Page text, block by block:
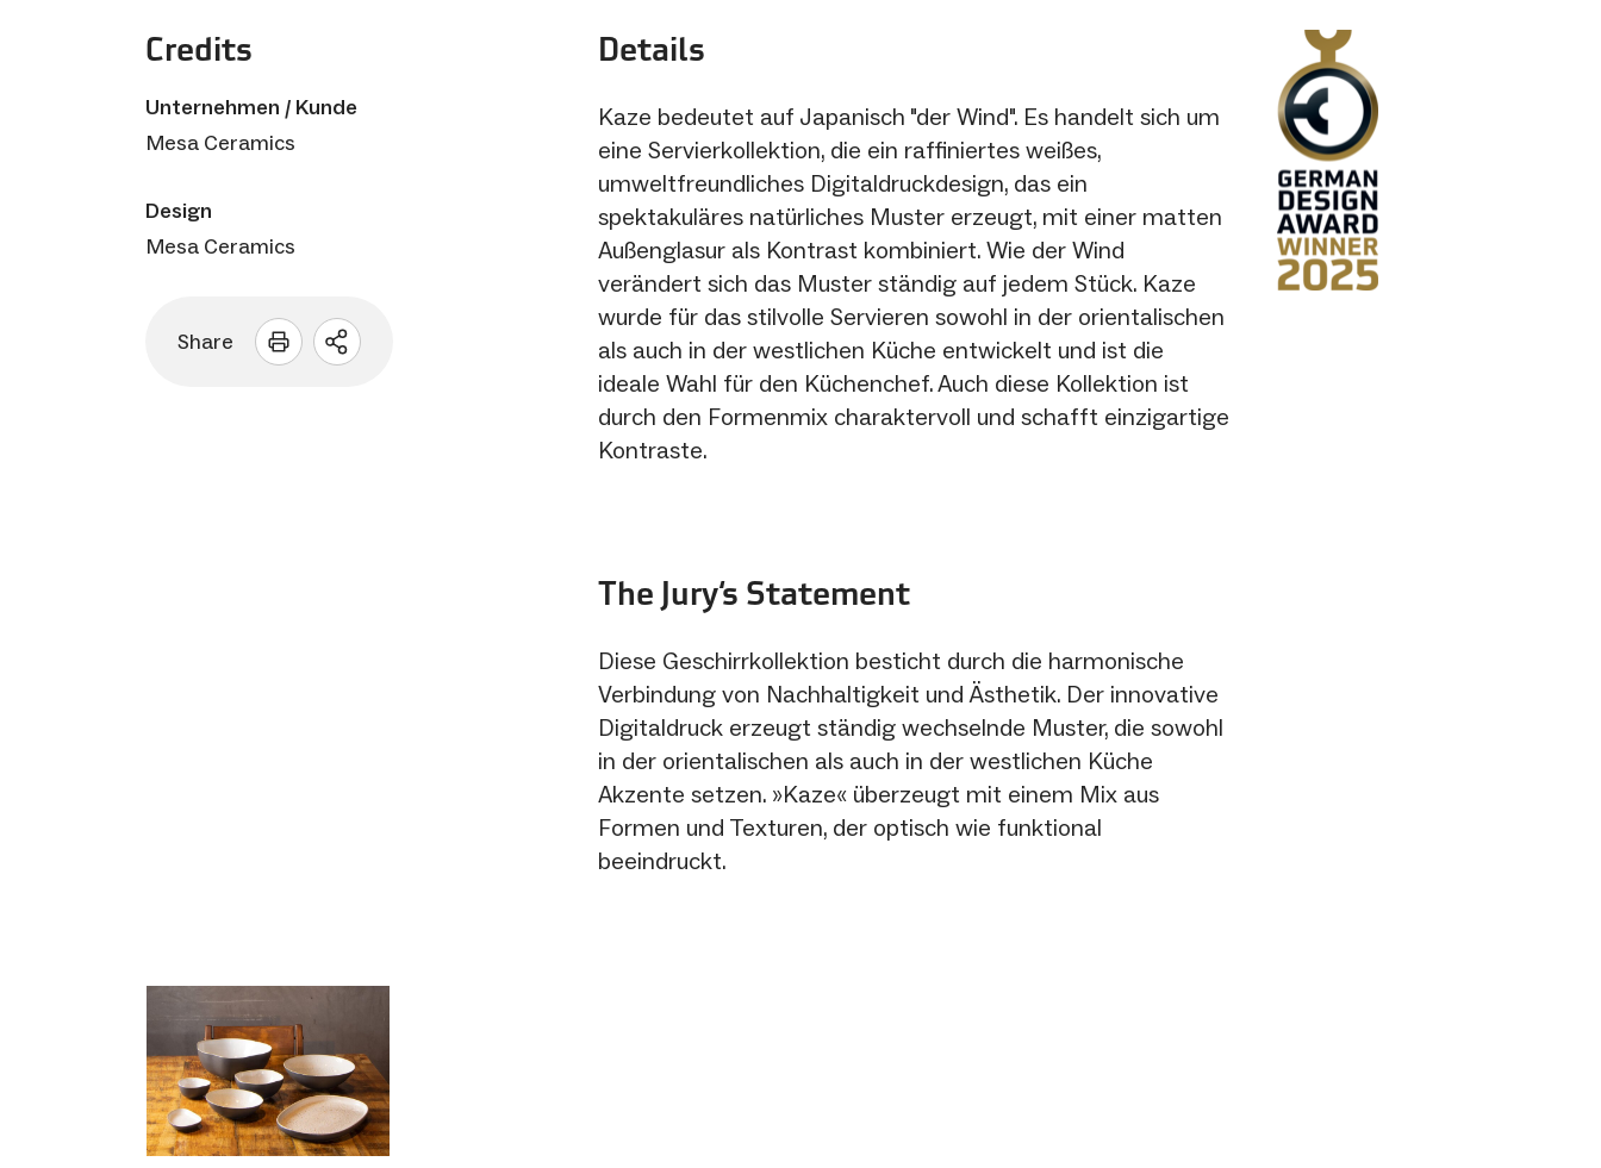
Credits
Unternehmen / Kunde
Mesa Ceramics
Design
Mesa Ceramics
Share
Sharing
Details
Kaze bedeutet auf Japanisch "der Wind". Es handelt sich um
eine Servierkollektion, die ein raffiniertes weißes,
umweltfreundliches Digitaldruckdesign, das ein
spektakuläres natürliches Muster erzeugt, mit einer matten
Außenglasur als Kontrast kombiniert. Wie der Wind
verändert sich das Muster ständig auf jedem Stück. Kaze
wurde für das stilvolle Servieren sowohl in der orientalischen
als auch in der westlichen Küche entwickelt und ist die
ideale Wahl für den Küchenchef. Auch diese Kollektion ist
durch den Formenmix charaktervoll und schafft einzigartige
Kontraste.
The Jury‘s Statement
Diese Geschirrkollektion besticht durch die harmonische
Verbindung von Nachhaltigkeit und Ästhetik. Der innovative
Digitaldruck erzeugt ständig wechselnde Muster, die sowohl
in der orientalischen als auch in der westlichen Küche
Akzente setzen. »Kaze« überzeugt mit einem Mix aus
Formen und Texturen, der optisch wie funktional
beeindruckt.